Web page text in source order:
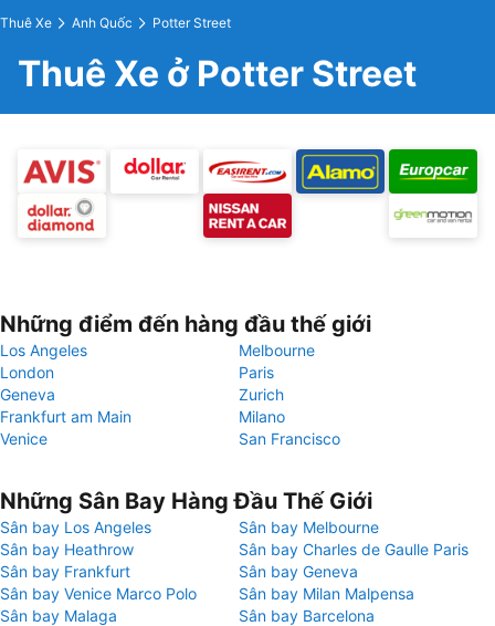
Thuê Xe Anh Quốc Potter Street
Thuê Xe ở Potter Street
Những điểm đến hàng đầu thế giới
Los Angeles
Melbourne
London
Paris
Geneva
Zurich
Frankfurt am Main
Milano
Venice
San Francisco
Những Sân Bay Hàng Đầu Thế Giới
Sân bay Los Angeles
Sân bay Melbourne
Sân bay Heathrow
Sân bay Charles de Gaulle Paris
Sân bay Frankfurt
Sân bay Geneva
Sân bay Venice Marco Polo
Sân bay Milan Malpensa
Sân bay Malaga
Sân bay Barcelona